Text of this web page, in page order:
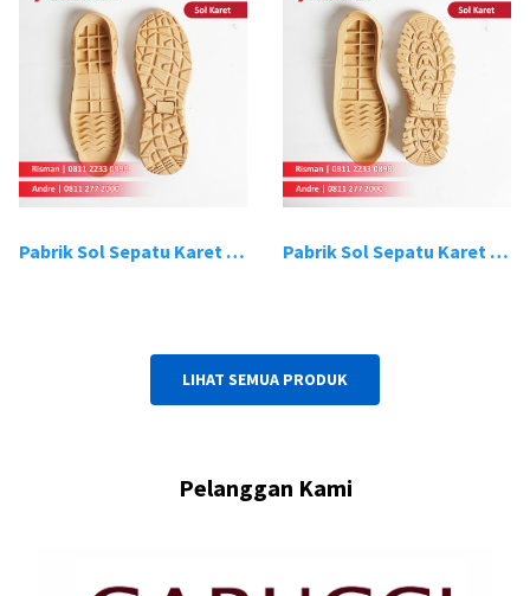
Pabrik Sol Sepatu Karet Bandung 19 Pabrik Sol Sepatu Karet Bandung 20
LIHAT SEMUA PRODUK
Pelanggan Kami